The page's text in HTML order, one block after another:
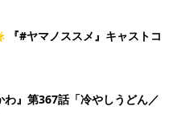
#ヤマノススメ』キャストコ
わ』第367話「冷やしうどん／